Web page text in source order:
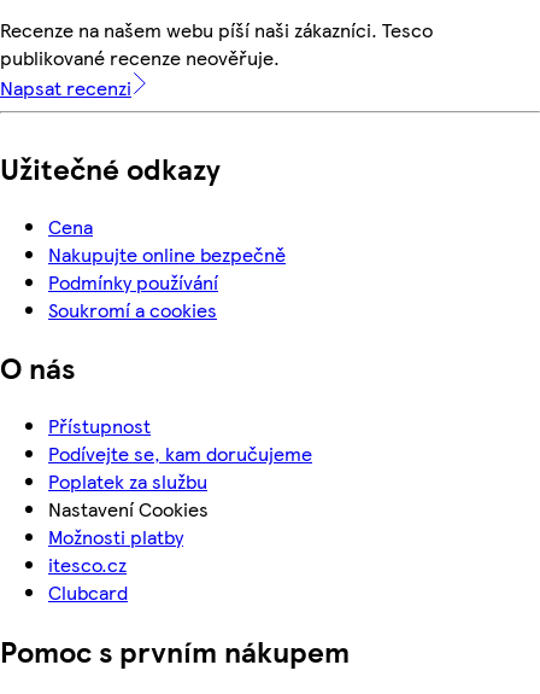
Recenze na našem webu píší naši zákazníci. Tesco
publikované recenze neověřuje.
Napsat recenzi
Užitečné odkazy
Cena
Nakupujte online bezpečně
Podmínky používání
Soukromí a cookies
O nás
Přístupnost
Podívejte se, kam doručujeme
Poplatek za službu
Nastavení Cookies
Možnosti platby
itesco.cz
Clubcard
Pomoc s prvním nákupem